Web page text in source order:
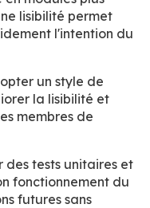
lisibilité permet
l'intention du
un style de
la lisibilité et
membres de
des tests unitaires et
fonctionnement du
futures sans